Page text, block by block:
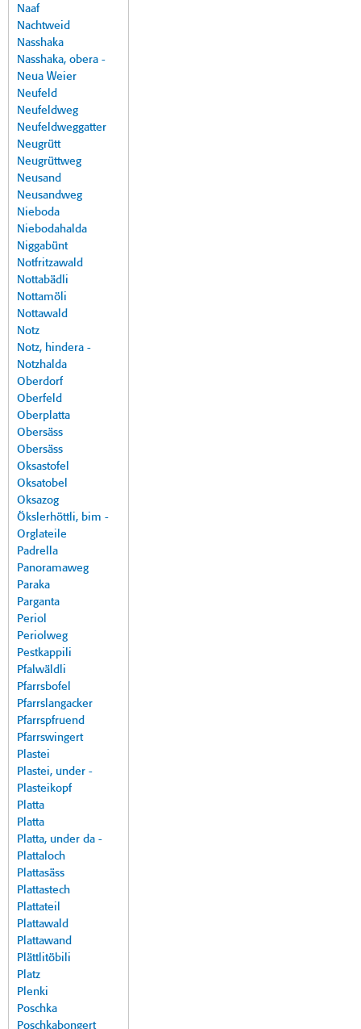
Naaf
Nachtweid
Nasshaka
Nasshaka, obera -
Neua Weier
Neufeld
Neufeldweg
Neufeldweggatter
Neugrütt
Neugrüttweg
Neusand
Neusandweg
Nieboda
Niebodahalda
Niggabünt
Notfritzawald
Nottabädli
Nottamöli
Nottawald
Notz
Notz, hindera -
Notzhalda
Oberdorf
Oberfeld
Oberplatta
Obersäss
Obersäss
Oksastofel
Oksatobel
Oksazog
Ökslerhöttli, bim -
Orglateile
Padrella
Panoramaweg
Paraka
Parganta
Periol
Periolweg
Pestkappili
Pfalwäldli
Pfarrsbofel
Pfarrslangacker
Pfarrspfruend
Pfarrswingert
Plastei
Plastei, under -
Plasteikopf
Platta
Platta
Platta, under da -
Plattaloch
Plattasäss
Plattastech
Plattateil
Plattawald
Plattawand
Plättlitöbili
Platz
Plenki
Poschka
Poschkabongert